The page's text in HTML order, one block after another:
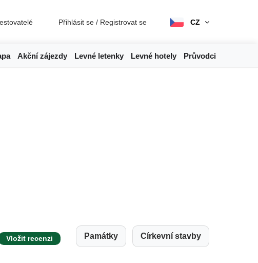
Přihlásit se / Registrovat se CZ
Akční zájezdy Levné letenky Levné hotely Průvodci
Vložit recenzi Památky Církevní stavby